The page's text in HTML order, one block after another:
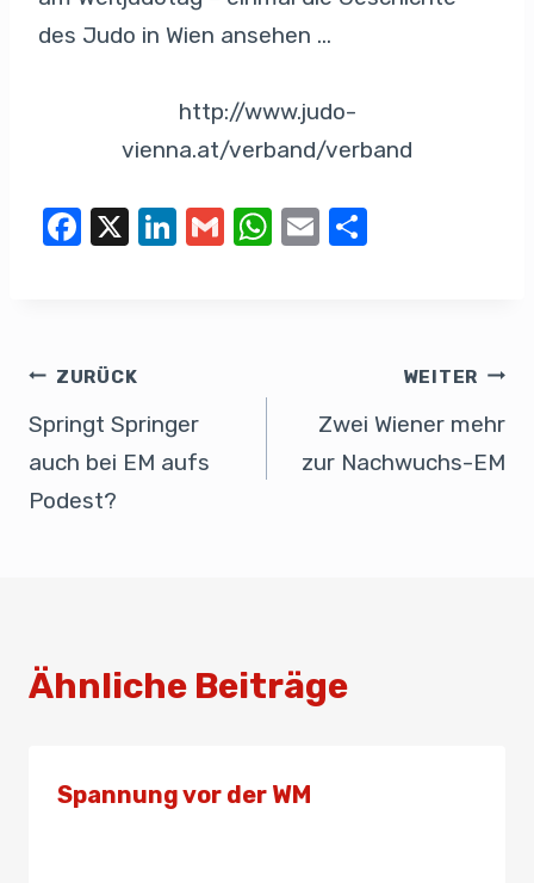
des Judo in Wien ansehen …
http://www.judo-
vienna.at/verband/verband
F
b
o
o
k
X
Li
n
G
W E
ZURÜCK
Springt Springer
auch bei EM aufs
Podest?
WEITER
Zwei Wiener mehr
zur Nachwuchs-EM
Ähnliche Beiträge
Spannung vor der WM